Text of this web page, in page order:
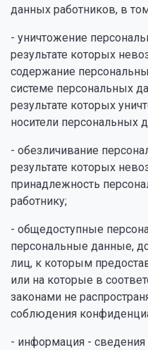
данных работников, в
- уничтожение
результате которых
содержание
системе персональных
результате которых
носители персональных
- обезличивание
результате которых
принадлежность
работнику;
- общедоступные
персональные данные,
лиц, к которым
или на которые в
законами не
соблюдения
- информация -